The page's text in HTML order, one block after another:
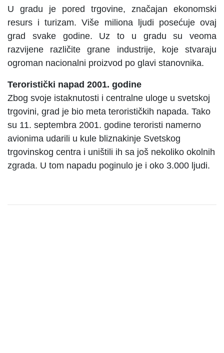
U gradu je pored trgovine, značajan ekonomski
resurs i turizam. Više miliona ljudi posećuje ovaj
grad svake godine. Uz to u gradu su veoma
razvijene različite grane industrije, koje stvaraju
ogroman nacionalni proizvod po glavi stanovnika.
Teroristički napad 2001. godine
Zbog svoje istaknutosti i centralne uloge u svetskoj
trgovini, grad je bio meta terorističkih napada. Tako
su 11. septembra 2001. godine teroristi namerno
avionima udarili u kule bliznakinje Svetskog
trgovinskog centra i uništili ih sa još nekoliko okolnih
zgrada. U tom napadu poginulo je i oko 3.000 ljudi.